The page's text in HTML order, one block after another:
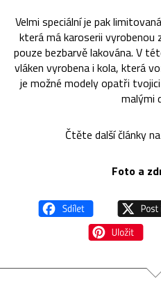
Velmi speciální je pak
která má karoserii vyrobenou
pouze bezbarvě lakována. V
vláken vyrobena i kola, která
je možné modely opatři
malými
Čtěte další články
Foto a